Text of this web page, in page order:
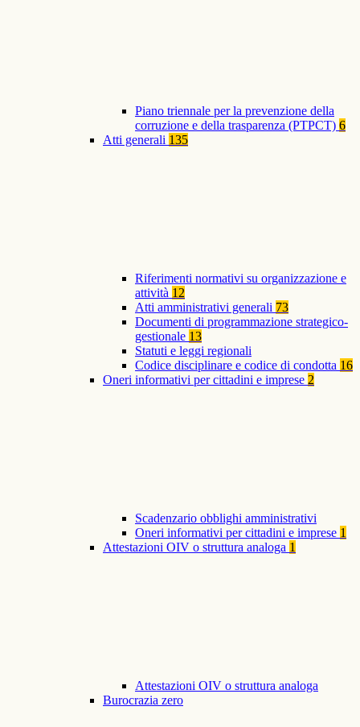
Piano triennale per la prevenzione della
corruzione e della trasparenza (PTPCT) 6
Atti generali 135
Riferimenti normativi su organizzazione e
attività 12
Atti amministrativi generali 73
Documenti di programmazione strategico-
gestionale 13
Statuti e leggi regionali
Codice disciplinare e codice di condotta 16
Oneri informativi per cittadini e imprese 2
Scadenzario obblighi amministrativi
Oneri informativi per cittadini e imprese 1
Attestazioni OIV o struttura analoga 1
Attestazioni OIV o struttura analoga
Burocrazia zero